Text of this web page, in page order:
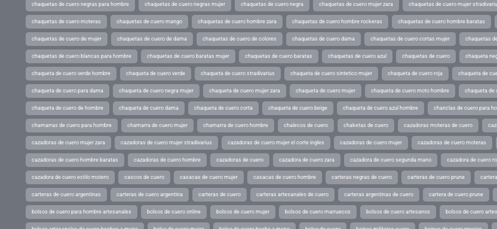
chaquetas de cuero negras para hombre chaquetas de cuero negras mujer chaquetas de cuero negra chaquetas de cuero mujer zara chaquetas de cuero mujer
chaquetas de cuero moteras chaquetas de cuero mango chaquetas de cuero hombre zara chaquetas de cuero hombre rockeras chaquetas de cuero hombre baratas
chaquetas de cuero de mujer chaquetas de cuero de dama chaquetas de cuero de colores chaquetas de cuero dama chaquetas de cuero cortas mujer chaquetas
chaquetas de cuero blancas para hombre chaquetas de cuero baratas mujer chaquetas de cuero baratas chaquetas de cuero azul chaquetas de cuero chaqueta
chaqueta de cuero verde hombre chaqueta de cuero verde chaqueta de cuero stradivarius chaqueta de cuero sintetico mujer chaqueta de cuero roja chaqueta de
chaqueta de cuero para dama chaqueta de cuero negra mujer chaqueta de cuero mujer zara chaqueta de cuero mujer chaqueta de cuero moto hombre chaqueta de
chaqueta de cuero de hombre chaqueta de cuero dama chaqueta de cuero corta chaqueta de cuero beige chaqueta de cuero azul hombre chanclas de cuero para
chamarras de cuero para hombre chamarra de cuero mujer chamarra de cuero hombre chalecos de cuero chaketas de cuero cazadoras moteras de cuero
cazadoras de cuero mujer zara cazadoras de cuero mujer stradivarius cazadoras de cuero mujer el corte ingles cazadoras de cuero mujer cazadoras de cuero moteras
cazadoras de cuero hombre baratas cazadoras de cuero hombre cazadoras de cuero cazadora de cuero zara cazadora de cuero segunda mano cazadora de cuero
cazadora de cuero estilo motero cascos de cuero casacas de cuero mujer casacas de cuero hombre carteras negras de cuero carteras de cuero prune
carteras de cuero argentinas carteras de cuero argentina carteras de cuero carteras artesanales de cuero carteras argentinas de cuero cartera de cuero prune
bolsos de cuero para hombre artesanales bolsos de cuero online bolsos de cuero mujer bolsos de cuero marruecos bolsos de cuero artesanos bolsos de cuero